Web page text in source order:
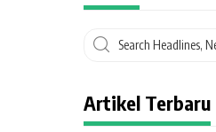
Artikel Terbaru